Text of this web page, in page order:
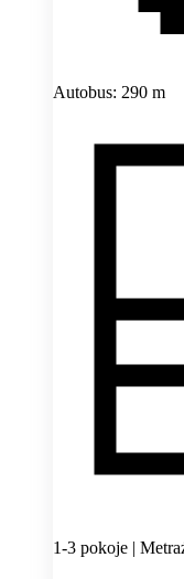
Autobus: 290 m
1-3 pokoje |